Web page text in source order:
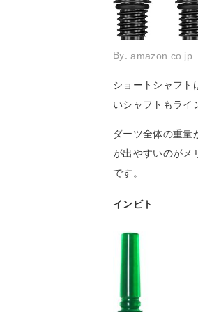
By:amazon.co.jp
ショートシャフト
いシャフトもライ
ダーツ全体の重量
が出やすいのがメ
です。
インビト